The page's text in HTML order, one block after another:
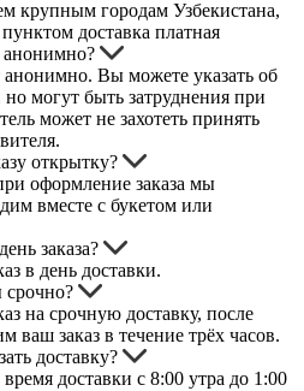
крупным городам Узбекистана,
доставка платная
анонимно. Вы можете указать об
могут быть затруднения при
может не захотеть принять
открытку?
оформление заказа мы
вместе с букетом или
заказа?
в день доставки.
на срочную доставку, после
ваш заказ в течение трёх часов.
доставку?
доставки с 8:00 утра до 1:00